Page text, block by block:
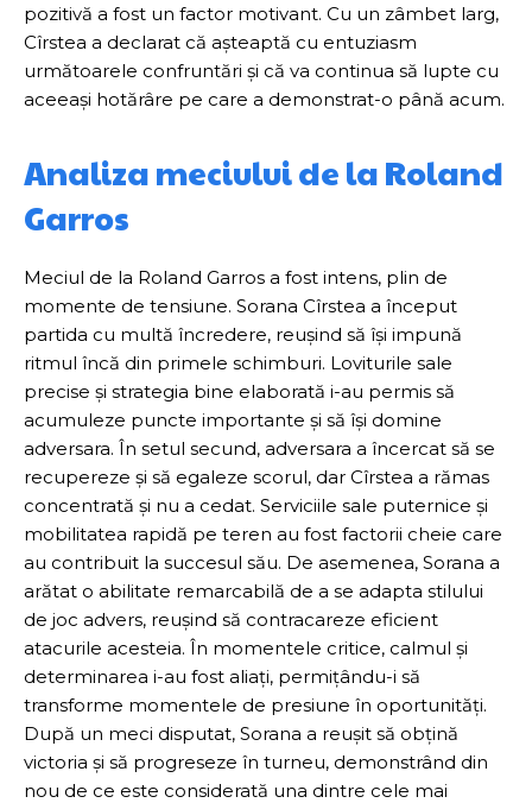
pozitivă a fost un factor motivant. Cu un zâmbet larg,
Cîrstea a declarat că așteaptă cu entuziasm
următoarele confruntări și că va continua să lupte cu
aceeași hotărâre pe care a demonstrat-o până acum.
Analiza meciului de la Roland
Garros
Meciul de la Roland Garros a fost intens, plin de
momente de tensiune. Sorana Cîrstea a început
partida cu multă încredere, reușind să își impună
ritmul încă din primele schimburi. Loviturile sale
precise și strategia bine elaborată i-au permis să
acumuleze puncte importante și să își domine
adversara. În setul secund, adversara a încercat să se
recupereze și să egaleze scorul, dar Cîrstea a rămas
concentrată și nu a cedat. Serviciile sale puternice și
mobilitatea rapidă pe teren au fost factorii cheie care
au contribuit la succesul său. De asemenea, Sorana a
arătat o abilitate remarcabilă de a se adapta stilului
de joc advers, reușind să contracareze eficient
atacurile acesteia. În momentele critice, calmul și
determinarea i-au fost aliați, permițându-i să
transforme momentele de presiune în oportunități.
După un meci disputat, Sorana a reușit să obțină
victoria și să progreseze în turneu, demonstrând din
nou de ce este considerată una dintre cele mai